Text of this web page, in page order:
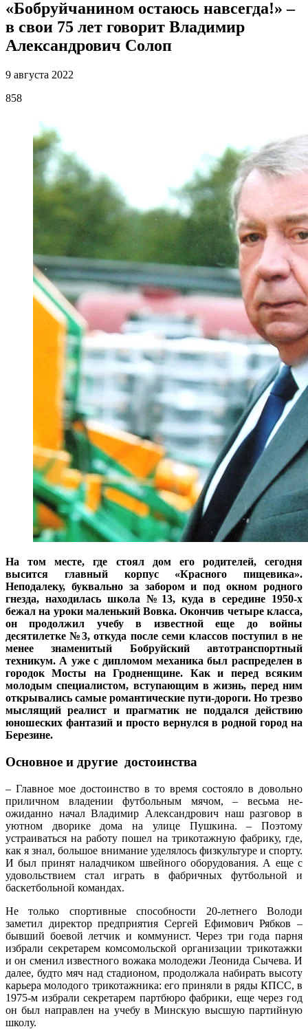
«Бобруйчанином остаюсь навсегда!» –
в свои 75 лет говорит Владимир
Александрович Солоп
9 августа 2022
858
На том месте, где стоял дом его родителей, сегодня
высится главный корпус «Красного пищевика».
Неподалеку, буквально за забором и под окном родного
гнезда, находилась школа №13, куда в середине 1950-х
бежал на уроки маленький Вовка. Окончив четыре класса,
он продолжил учебу в известной еще до вой­ны
десятилетке №3, откуда после семи классов поступил в не
менее знаменитый Бобруйский автотранс­портный
техникум. А уже с дипломом механика был распределен в
городок Мос­ты на Гродненщине. Как и перед всяким
молодым специалистом, вступающим в жизнь, перед ним
открывались самые романтические пути-дороги. Но трезво
мыслящий реалист и прагматик не поддался действию
юношеских фантазий и просто вернулся в родной город на
Березине.
Основное и другие достоинства
– Главное мое достоинство в то время состояло в довольно
приличном владении футбольным мячом, – весьма не­
ожиданно начал Владимир Александрович наш разговор в
уютном дворике дома на улице Пушкина. – Поэтому
устраиваться на работу пошел на трикотажную фабрику, где,
как я знал, большое внимание уделялось физкультуре и спорту.
И был принят наладчиком швейного оборудования. А еще с
удовольствием стал играть в фабричных футбольной и
баскетбольной командах.
Не только спортивные способности 20-летнего Володи
заметил директор предприятия Сергей Ефимович Рябков –
бывший боевой летчик и коммунист. Через три года парня
избрали секретарем комсомольской организации трикотажки
и он сменил известного вожака молодежи Леонида Сычева. И
далее, будто мяч над стадионом, продолжала набирать высоту
карьера мо­лодого трикотажника: его приняли в ряды КПСС, в
1975-м избрали секретарем партбюро фабрики, еще через год
он был направлен на учебу в Минскую высшую партийную
школу.